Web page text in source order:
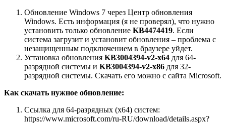
Обновление Windows 7 через Центр обновления
Windows. Есть информация (я не проверял), что нужно
установить только обновление KB4474419. Если
система загрузит и установит обновления – проблема с
незащищенным подключением в браузере уйдет.
Установка обновления KB3004394-v2-x64 для 64-
разрядной системы и KB3004394-v2-x86 для 32-
разрядной системы. Скачать его можно с сайта Microsoft.
Как скачать нужное обновление:
Ссылка для 64-разрядных (x64) систем:
https://www.microsoft.com/ru-RU/download/details.aspx?